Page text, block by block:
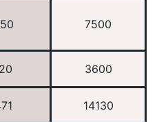
7500
3600
14130